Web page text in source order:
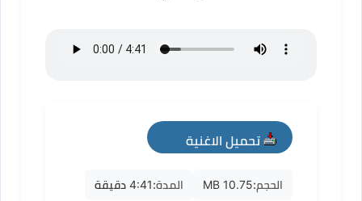
تحميل الاغنية
mp3
الحجم:10.75 MB المدة:4:41 دقيقة